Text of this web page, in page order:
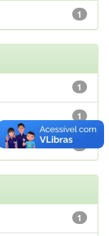
1
1
1
1